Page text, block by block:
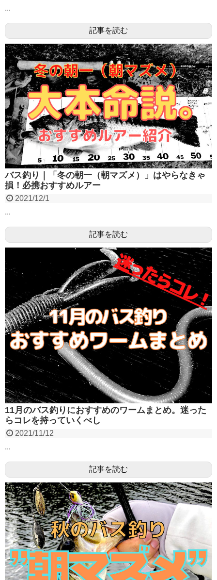
...
記事を読む
バス釣り｜「冬の朝一（朝マズメ）」はやらなきゃ
損！必携おすすめルアー
2021/12/1
...
記事を読む
11月のバス釣りにおすすめのワームまとめ。迷った
らコレを持っていくべし
2021/11/12
...
記事を読む